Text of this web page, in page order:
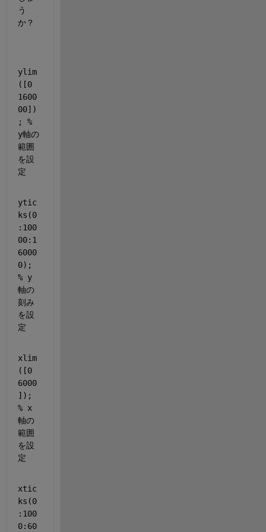
う
か？
ylim
([0
1600
00])
; %
y軸の
範囲
を設
定
ytic
ks(0
:100
00:1
6000
% y
軸の
刻み
を設
定
xlim
([0
6000
% x
軸の
範囲
を設
定
xtic
ks(0
:100
0:60